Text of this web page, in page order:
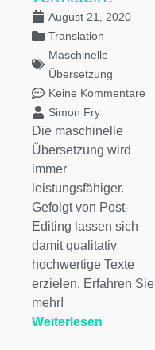
August 21, 2020
Translation
Maschinelle
Übersetzung
Keine Kommentare
Simon Fry
Die maschinelle
Übersetzung wird
immer
leistungsfähiger.
Gefolgt von Post-
Editing lassen sich
damit qualitativ
hochwertige Texte
erzielen. Erfahren Sie
mehr!
Weiterlesen